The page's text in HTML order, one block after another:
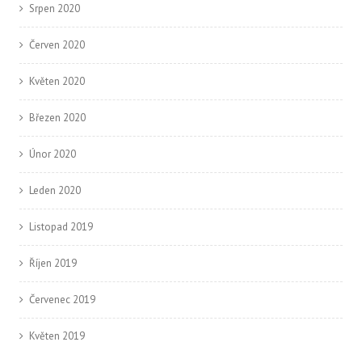
Srpen 2020
Červen 2020
Květen 2020
Březen 2020
Únor 2020
Leden 2020
Listopad 2019
Říjen 2019
Červenec 2019
Květen 2019